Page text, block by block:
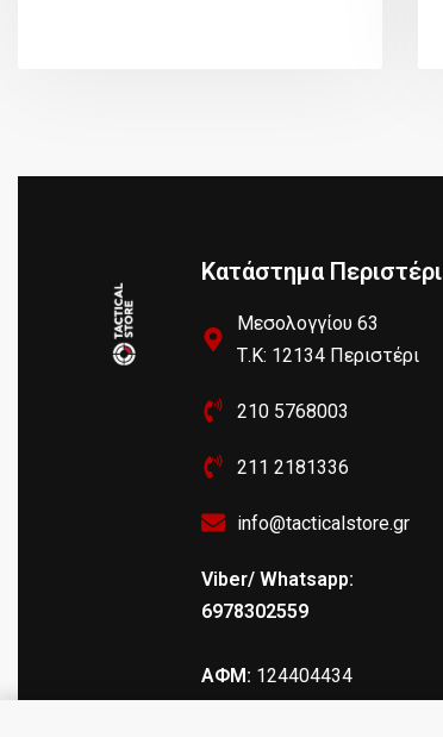
Κατάστημα Περιστέρι
Μεσολογγίου 63
Τ.Κ: 12134 Περιστέρι
210 5768003
211 2181336
info@tacticalstore.gr
Viber/ Whatsapp:
6978302559
ΑΦΜ: 124404434
ΓΕΜΗ: 147469103000